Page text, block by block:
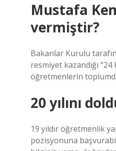
Mustafa
vermiştir?
Bakanlar Kurulu
resmiyet kazandığı
öğretmenlerin
20 yılını
19 yıldır öğretmenlik
pozisyonuna